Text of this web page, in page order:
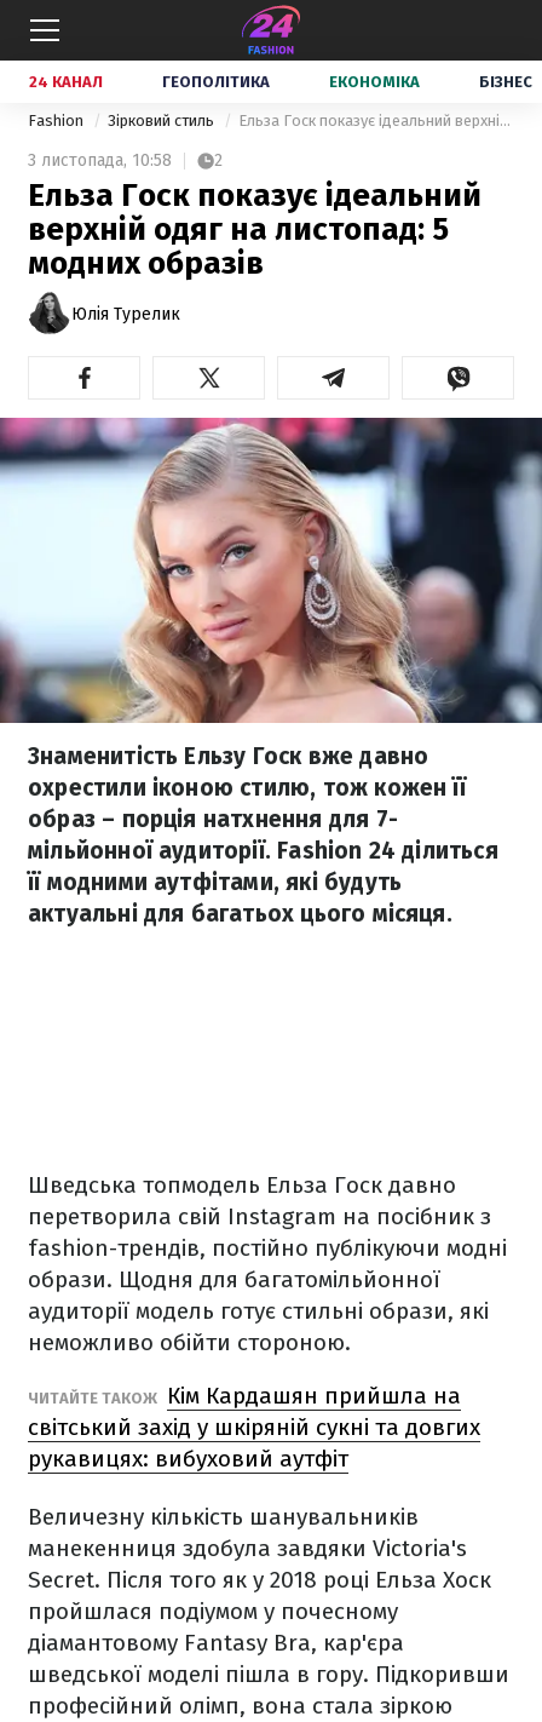
24 КАНАЛ ГЕОПОЛІТИКА ЕКОНОМІКА БІЗНЕС
Fashion Зірковий стиль Ельза Госк показує ідеальний верхній одяг на листопад: 5 модних образів
3 листопада, 10:58 2
Ельза Госк показує ідеальний
верхній одяг на листопад: 5
модних образів
Юлія Турелик
Знаменитість Ельзу Госк вже давно
охрестили іконою стилю, тож кожен її
образ – порція натхнення для 7-
мільйонної аудиторії. Fashion 24 ділиться
її модними аутфітами, які будуть
актуальні для багатьох цього місяця.
Шведська топмодель Ельза Госк давно
перетворила свій Instagram на посібник з
fashion-трендів, постійно публікуючи модні
образи. Щодня для багатомільйонної
аудиторії модель готує стильні образи, які
неможливо обійти стороною.
ЧИТАЙТЕ ТАКОЖ
Кім Кардашян прийшла на
світський захід у шкіряній сукні та довгих
рукавицях: вибуховий аутфіт
Величезну кількість шанувальників
манекенниця здобула завдяки Victoria's
Secret. Після того як у 2018 році Ельза Хоск
пройшлася подіумом у почесному
діамантовому Fantasy Bra, кар'єра
шведської моделі пішла в гору. Підкоривши
професійний олімп, вона стала зіркою